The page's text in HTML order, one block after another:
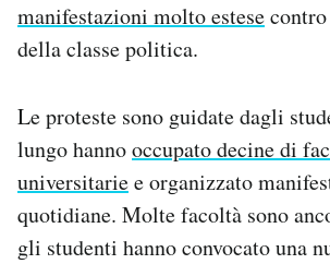
Esci
manifestazioni molto estese
della classe politica.
Le proteste sono guidate dagli
lungo hannooccupato decine di
universitariee organizzato
quotidiane. Molte facoltà sono
gli studenti hanno convocato una